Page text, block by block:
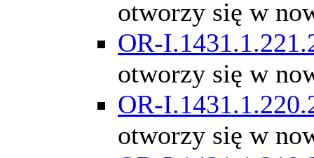
otworzy się w
OR-
otworzy się w
OR-
otworzy się w